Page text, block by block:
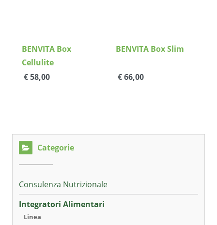
BENVITA Box
Cellulite
€ 58,00
BENVITA Box Slim
€ 66,00
Categorie
Consulenza Nutrizionale
Integratori Alimentari
Linea